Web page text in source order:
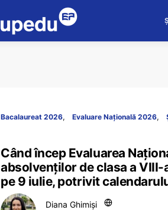
Bacalaureat 2026 Evaluare Națională 2026
Când încep Evaluarea
absolvenților de clasa a
pe 9 iulie, potrivit
Diana Ghimiși